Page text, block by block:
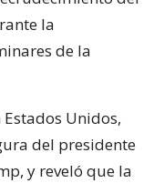
la
de la
Unidos,
del presidente
y reveló que la